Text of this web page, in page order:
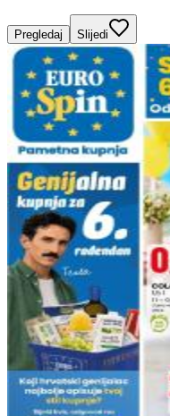
Pregledaj Slijedi